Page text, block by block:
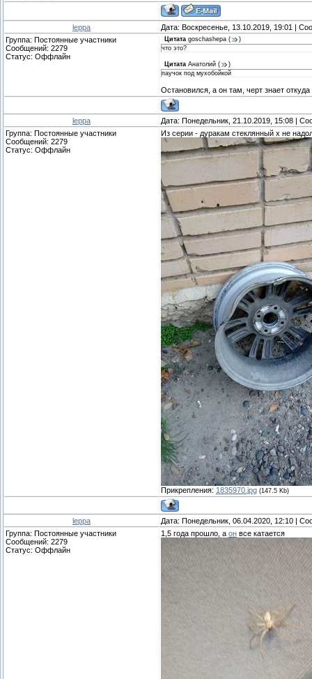
leppa
Дата: Воскресенье, 13.10.2019, 19:01 |
Группа: Постоянные участники
Сообщений: 2279
Статус: Оффлайн
Цитата goschashepa (
)
что это?
Цитата Анатолий (
)
паучок под мухобойкой
Остановился, а он там, черт знает
leppa
Дата: Понедельник, 21.10.2019, 15:08 |
Группа: Постоянные участники
Сообщений: 2279
Статус: Оффлайн
Из серии - дуракам стеклянный х не
Прикрепления: 1835970.jpg (147.5 Kb)
leppa
Дата: Понедельник, 06.04.2020, 12:10 |
Группа: Постоянные участники
Сообщений: 2279
Статус: Оффлайн
1,5 года прошло, а он все катается